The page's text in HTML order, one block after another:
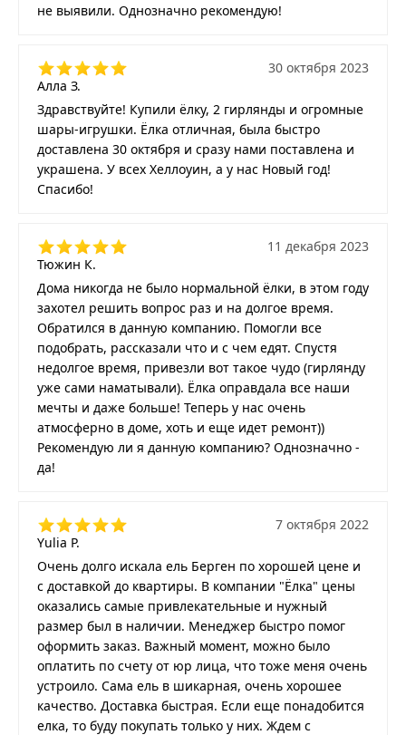
не выявили. Однозначно рекомендую!
Алла З.
30 октября 2023
Здравствуйте! Купили ёлку, 2 гирлянды и огромные
шары-игрушки. Ёлка отличная, была быстро
доставлена 30 октября и сразу нами поставлена и
украшена. У всех Хеллоуин, а у нас Новый год!
Спасибо!
Тюжин К.
11 декабря 2023
Дома никогда не было нормальной ёлки, в этом году
захотел решить вопрос раз и на долгое время.
Обратился в данную компанию. Помогли все
подобрать, рассказали что и с чем едят. Спустя
недолгое время, привезли вот такое чудо (гирлянду
уже сами наматывали). Ёлка оправдала все наши
мечты и даже больше! Теперь у нас очень
атмосферно в доме, хоть и еще идет ремонт))
Рекомендую ли я данную компанию? Однозначно -
да!
Yulia P.
7 октября 2022
Очень долго искала ель Берген по хорошей цене и
с доставкой до квартиры. В компании "Ёлка" цены
оказались самые привлекательные и нужный
размер был в наличии. Менеджер быстро помог
оформить заказ. Важный момент, можно было
оплатить по счету от юр лица, что тоже меня очень
устроило. Сама ель в шикарная, очень хорошее
качество. Доставка быстрая. Если еще понадобится
елка, то буду покупать только у них. Ждем с